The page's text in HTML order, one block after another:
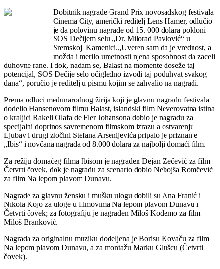
Dobitnik nagrade Grand Prix novosadskog festivala
Cinema City, američki reditelj Lens Hamer, odlučio
je da polovinu nagrade od 15. 000 dolara pokloni
SOS Dečijem selu „Dr. Milorad Pavlović“ u
Sremskoj Kamenici.„Uveren sam da je vrednost, a
možda i merilo umetnosti njena sposobnost da zaceli
duhovne rane. I dok, nadam se, Balast na momente doseže taj
potencijal, SOS Dečije selo očigledno izvodi taj poduhvat svakog
dana“, poručio je reditelj u pismu kojim se zahvalio na nagradi.
Prema odluci međunarodnog žirija koji je glavnu nagradu festivala
dodelio Hansenovom filmu Balast, islandski film Neverovatna istina
o kraljici Rakeli Olafa de Fler Johansona dobio je nagradu za
specijalni doprinos savremenom filmskom izrazu a ostvarenju
Ljubav i drugi zločini Stefana Arsenijevića pripalо je priznanje
„Ibis“ i novčana nagrada od 8.000 dolara za najbolji domaći film.
Za režiju domaćeg filma Ibisom je nagrađen Dejan Zečević za film
Četvrti čovek, dok je nagradu za scenario dobio Nebojša Romčević
za film Na lepom plavom Dunavu.
Nagrade za glavnu žensku i mušku ulogu dobili su Ana Franić i
Nikola Kojo za uloge u filmovima Na lepom plavom Dunavu i
Četvrti čovek; za fotografiju je nagrađen Miloš Kodemo za film
Miloš Branković.
Nagrada za originalnu muziku dodeljena je Borisu Kovaču za film
Na lepom plavom Dunavu, a za montažu Marku Glušcu (Četvrti
čovek).